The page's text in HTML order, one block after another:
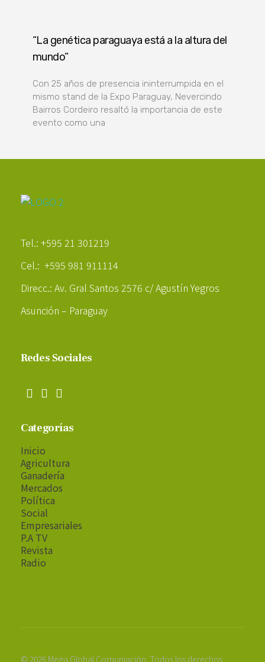
“La genética paraguaya está a la altura del
mundo”
Con 25 años de presencia ininterrumpida en el
mismo stand de la Expo Paraguay, Nevercindo
Bairros Cordeiro resaltó la importancia de este
evento como una
Tel.: +595 21 301219
Cel.: +595 981 911114
Direcc.: Av. Gral Santos 2576 c/ Agustín Yegros
Asunción – Paraguay
Redes Sociales
Categorías
Inicio
Agricultura
Ganadería
Mercados
Política
Social
Empresariales
P.A TV
Revista
Radio
© 2026 Mega Global Comuniación. Todos los derechos